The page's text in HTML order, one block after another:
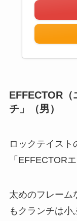
EFFECTOR
チ」（男）
ロックテイスト
「EFFECTOR
太めのフレー
もクランチは小